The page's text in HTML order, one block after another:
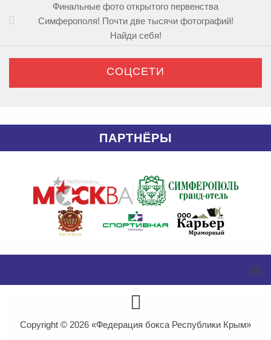
Финальные фото открытого первенства
Симферополя! Почти две тысячи фотографий!
Найди себя!
СОЦСЕТИ
ПАРТНЁРЫ
Copyright © 2026 «Федерация бокса Республики Крым»